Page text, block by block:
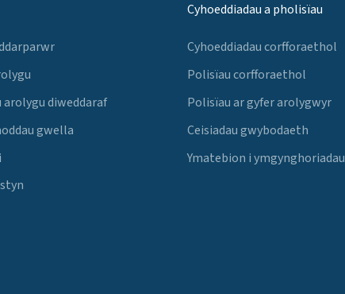
arolygu diweddaraf
gwella
Cyhoeddiadau a pholisïau
Cyhoeddiadau corfforaethol
Polisïau corfforaethol
Polisïau ar gyfer arolygwyr
Ceisiadau gwybodaeth
Ymatebion i ymgynghoriadau